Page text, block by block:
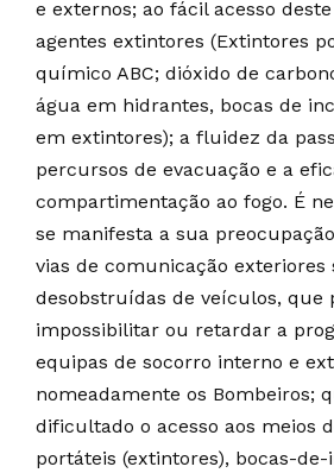
e externos; ao fácil acesso
agentes extintores (Extintores
químico ABC; dióxido de
água em hidrantes, bocas de
em extintores); a fluidez da
percursos de evacuação e a
compartimentação ao fogo. É
se manifesta a sua
vias de comunicação exteriores
desobstruídas de veículos, que
impossibilitar ou retardar a
equipas de socorro interno e
nomeadamente os Bombeiros;
dificultado o acesso aos meios
portáteis (extintores), bocas-de-